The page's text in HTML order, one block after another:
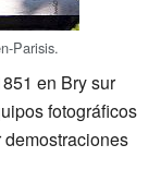
Parisis.
en Bry sur
fotográficos